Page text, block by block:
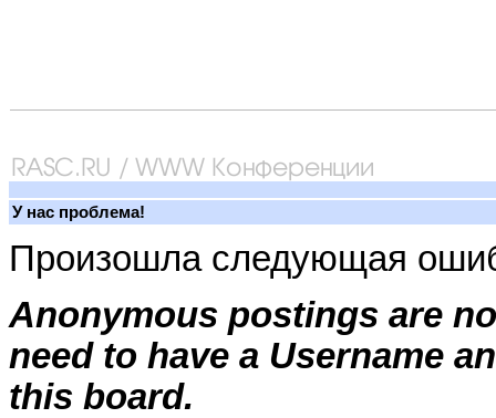
У нас проблема!
Произошла следующая
Anonymous postings are
need to have a Username
this board.